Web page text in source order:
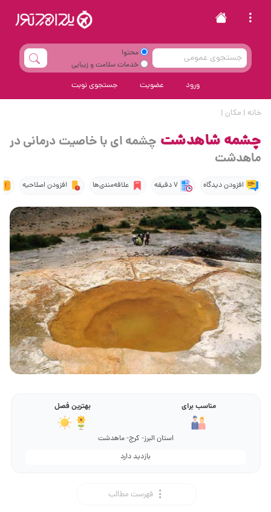
محتوا
خدمات سلامت و زیبایی
ورود عضویت جستجوی نوبت
خانه | مکان |
چشمه شاهدشت چشمه ای با خاصیت درمانی در
ماهدشت
افزودن دیدگاه 7 دقیقه علاقه‌مندی‌ها افزودن اصلاحیه
مناسب برای بهترین فصل
استان البرز- کرج- ماهدشت
بازدید دارد
فهرست مطالب